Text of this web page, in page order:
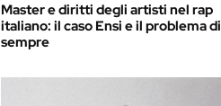
Master e diritti degli artisti nel rap
italiano: il caso Ensi e il problema di
sempre